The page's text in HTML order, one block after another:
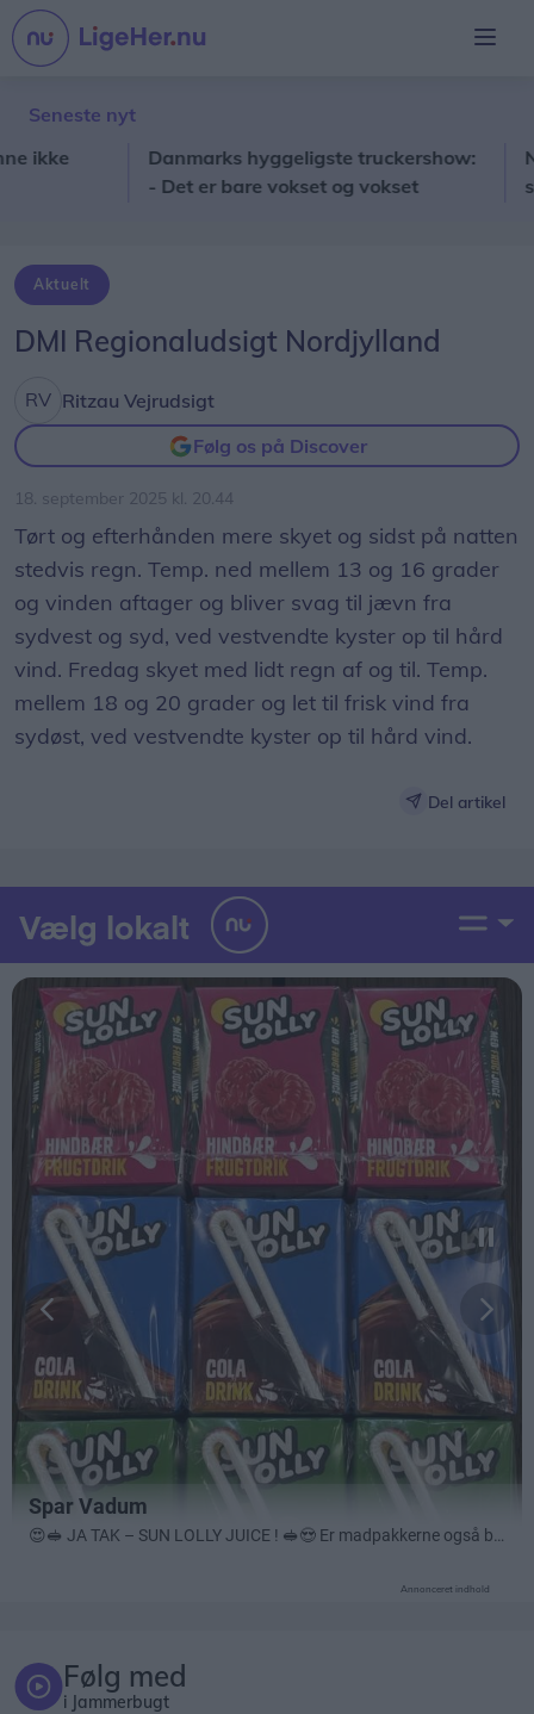
Seneste nyt
Danmarks hyggeligste truckershow:
- Det er bare vokset og vokset
Aktuelt
DMI Regionaludsigt Nordjylland
Ritzau Vejrudsigt
Følg os på Discover
18. september 2025 kl. 20.44
Tørt og efterhånden mere skyet og sidst på natten
stedvis regn. Temp. ned mellem 13 og 16 grader
og vinden aftager og bliver svag til jævn fra
sydvest og syd, ved vestvendte kyster op til hård
vind. Fredag skyet med lidt regn af og til. Temp.
mellem 18 og 20 grader og let til frisk vind fra
sydøst, ved vestvendte kyster op til hård vind.
Del artikel
Annonceret indhold
Følg med
i Jammerbugt